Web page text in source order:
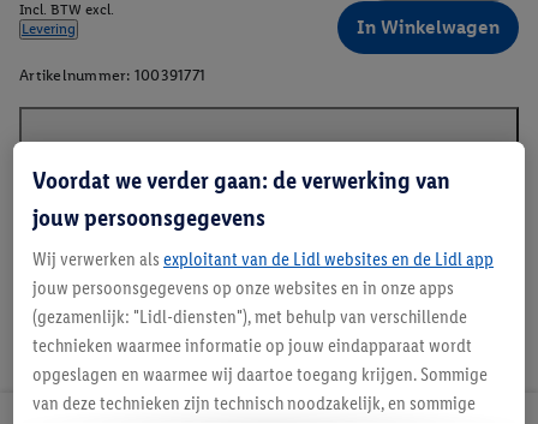
Incl. BTW excl.
Levering
In Winkelwagen
Artikelnummer: 100391771
Voordat we verder gaan: de verwerking van
jouw persoonsgegevens
Wij verwerken als exploitant van de Lidl websites en de Lidl app
jouw persoonsgegevens op onze websites en in onze apps
(gezamenlijk: "Lidl-diensten"), met behulp van verschillende
technieken waarmee informatie op jouw eindapparaat wordt
opgeslagen en waarmee wij daartoe toegang krijgen. Sommige
van deze technieken zijn technisch noodzakelijk, en sommige